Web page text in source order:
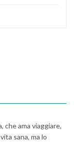
che ama viaggiare,
sana, ma lo